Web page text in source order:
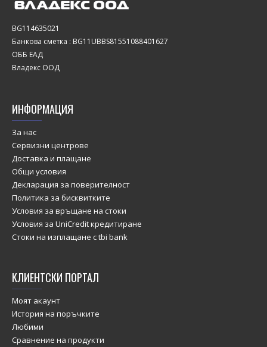
BG114635021
Банкова сметка : BG11UBBS81551088401627
ОББ ЕАД
Владекс ООД
ИНФОРМАЦИЯ
За нас
Сервизни центрове
Доставка и плащане
Общи условия
Декларация за поверителност
Политика за бисквитките
Условия за връщане на стоки
Условия за UniCredit кредитиране
Стоки на изплащане с tbi bank
КЛИЕНТСКИ ПОРТАЛ
Моят акаунт
История на поръчките
Любими
Сравнение на продукти